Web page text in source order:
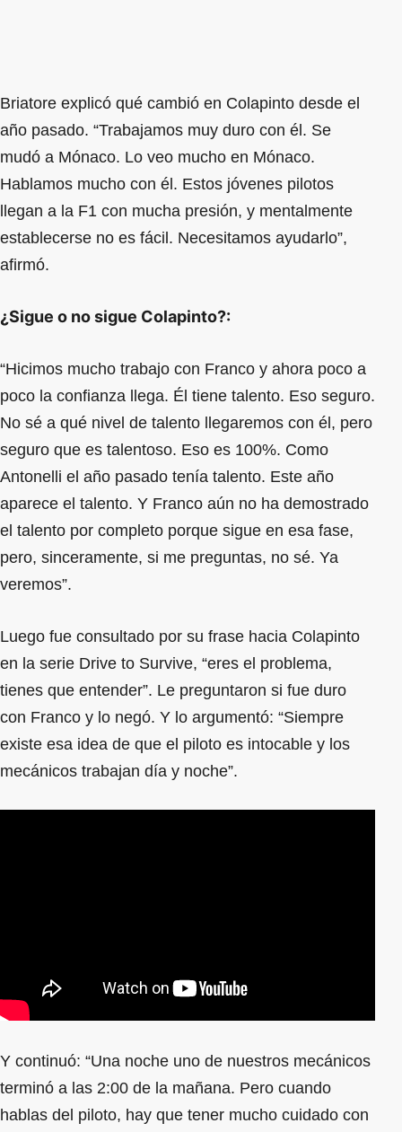
Briatore explicó qué cambió en Colapinto desde el
año pasado. “Trabajamos muy duro con él. Se
mudó a Mónaco. Lo veo mucho en Mónaco.
Hablamos mucho con él. Estos jóvenes pilotos
llegan a la F1 con mucha presión, y mentalmente
establecerse no es fácil. Necesitamos ayudarlo”,
afirmó.
¿Sigue o no sigue Colapinto?:
“Hicimos mucho trabajo con Franco y ahora poco a
poco la confianza llega. Él tiene talento. Eso seguro.
No sé a qué nivel de talento llegaremos con él, pero
seguro que es talentoso. Eso es 100%. Como
Antonelli el año pasado tenía talento. Este año
aparece el talento. Y Franco aún no ha demostrado
el talento por completo porque sigue en esa fase,
pero, sinceramente, si me preguntas, no sé. Ya
veremos”.
Luego fue consultado por su frase hacia Colapinto
en la serie Drive to Survive, “eres el problema,
tienes que entender”. Le preguntaron si fue duro
con Franco y lo negó. Y lo argumentó: “Siempre
existe esa idea de que el piloto es intocable y los
mecánicos trabajan día y noche”.
Y continuó: “Una noche uno de nuestros mecánicos
terminó a las 2:00 de la mañana. Pero cuando
hablas del piloto, hay que tener mucho cuidado con